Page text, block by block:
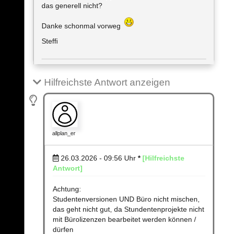
das generell nicht?
Danke schonmal vorweg
Steffi
Hilfreichste Antwort anzeigen
allplan_er
26.03.2026 - 09:56 Uhr * [Hilfreichste
Antwort]
Achtung:
Studentenversionen UND Büro nicht mischen,
das geht nicht gut, da Stundentenprojekte nicht
mit Bürolizenzen bearbeitet werden können /
dürfen